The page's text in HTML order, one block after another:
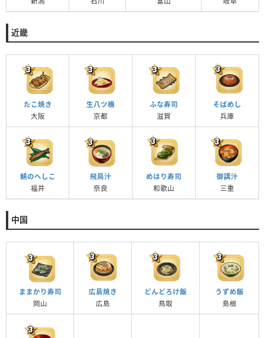
近畿
たこ焼き
大阪
生八ツ橋
京都
ふな寿司
滋賀
そばめし
兵庫
鯖のへしこ
福井
飛鳥汁
奈良
めはり寿司
和歌山
御講汁
三重
中国
ままかり寿司
岡山
広島焼き
広島
どんどろけ飯
鳥取
うずめ飯
島根